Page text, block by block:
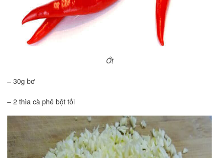
Ớt
– 30g bơ
– 2 thìa cà phê bột tỏi